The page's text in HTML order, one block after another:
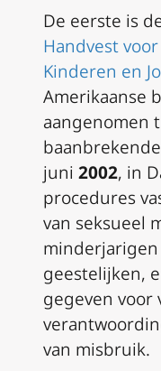
De eerste is
Handvest
Kinderen en
Amerikaanse
aangenomen
juni 2002, in
procedures
van seksueel
geestelijken,
gegeven voor
van misbruik.